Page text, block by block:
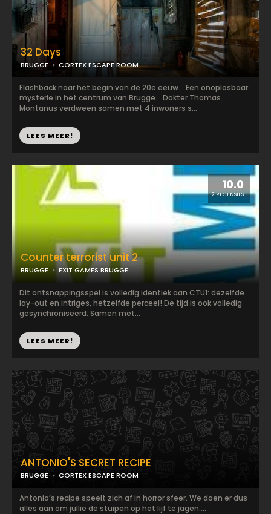
32 Days
BRUGGE CORTEX ESCAPE ROOM
Flashback naar het begin van de 20e eeuw... Een onoplosbaar
mysterie in het centrum van Brugge... Dokter Thomas
Montanus verdween samen met 4 inwoners s...
LEES MEER!
10.0
2 RECENSIES
Counter terrorist unit 2
BRUGGE EXIT GAMES BRUGGE
Dit ontsnappingsspel is volledig identiek aan CTU1: dezelfde
lay-out en intriges, hetzelfde perceel! De tijd is ook volledig
gesynchroniseerd. Samen met...
LEES MEER!
ANTONIO'S SECRET RECIPE
BRUGGE CORTEX ESCAPE ROOM
Antonio’s recipe speelt zich af in horror sfeer. We doen er dus
alles aan om jullie de stuipen op het lijf te jagen....